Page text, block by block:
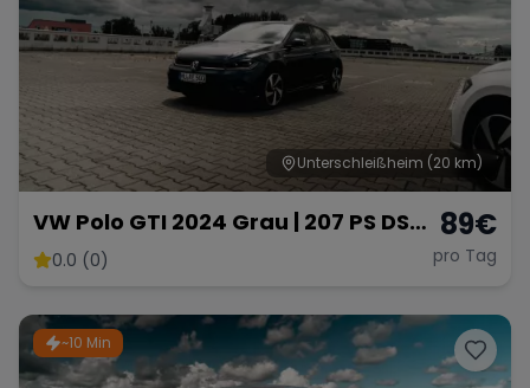
Unterschleißheim (20 km)
VW Polo GTI 2024 Grau | 207 PS DSG
Automatik | Ab 89 € pro Tag
0.0 (0)
89€
pro Tag
~10 Min